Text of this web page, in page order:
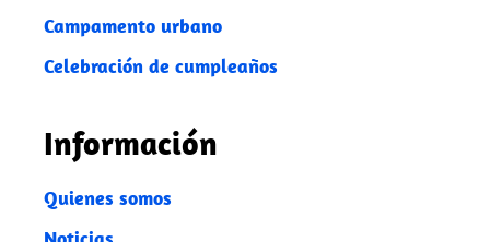
Campamento urbano
Celebración de cumpleaños
Información
Quienes somos